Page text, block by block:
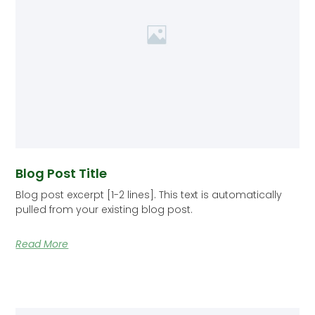
Blog Post Title
Blog post excerpt [1-2 lines]. This text is automatically
pulled from your existing blog post.
Read More